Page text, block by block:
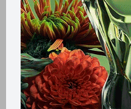
Retiros
Productos que